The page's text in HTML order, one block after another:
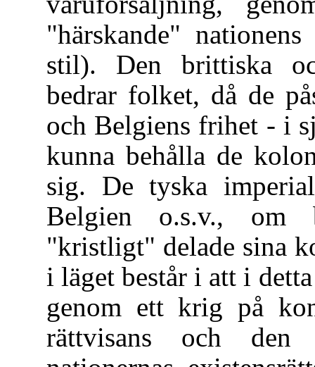
"härskande"
stil). Den brittiska
bedrar folket, då de
och Belgiens frihet - i
kunna behålla de
sig. De tyska
Belgien o.s.v., om
"kristligt" delade sina
i läget består i att i
genom ett krig på
rättvisans och den